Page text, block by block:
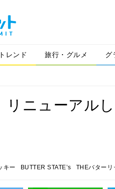
レンド 旅行・グルメ グ
リニューアル
キー BUTTER STATEʼs THEバターリ